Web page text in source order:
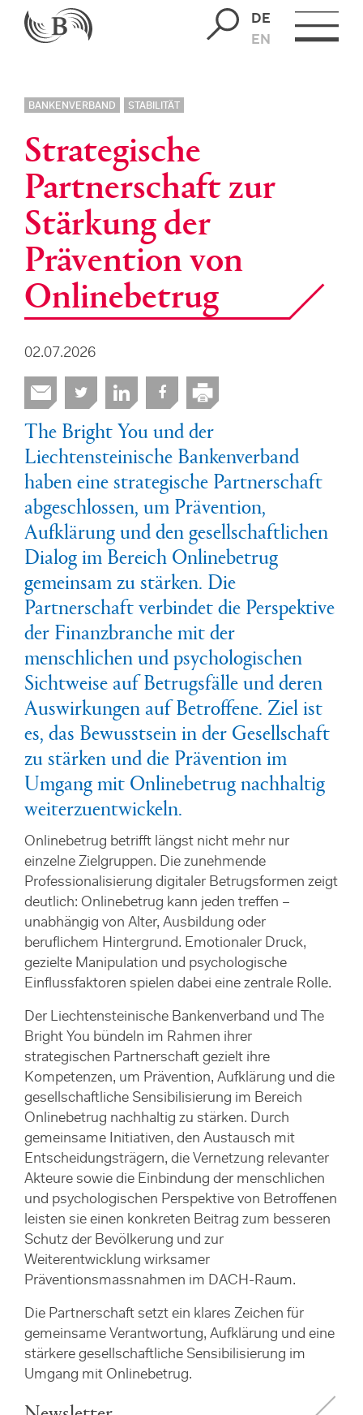
DE
EN
BANKENVERBAND STABILITÄT
Strategische
Partnerschaft zur
Stärkung der
Prävention von
Onlinebetrug
02.07.2026
The Bright You und der
Liechtensteinische Bankenverband
haben eine strategische Partnerschaft
abgeschlossen, um Prävention,
Aufklärung und den gesellschaftlichen
Dialog im Bereich Onlinebetrug
gemeinsam zu stärken. Die
Partnerschaft verbindet die Perspektive
der Finanzbranche mit der
menschlichen und psychologischen
Sichtweise auf Betrugsfälle und deren
Auswirkungen auf Betroffene. Ziel ist
es, das Bewusstsein in der Gesellschaft
zu stärken und die Prävention im
Umgang mit Onlinebetrug nachhaltig
weiterzuentwickeln.
Onlinebetrug betrifft längst nicht mehr nur
einzelne Zielgruppen. Die zunehmende
Professionalisierung digitaler Betrugsformen zeigt
deutlich: Onlinebetrug kann jeden treffen –
unabhängig von Alter, Ausbildung oder
beruflichem Hintergrund. Emotionaler Druck,
gezielte Manipulation und psychologische
Einflussfaktoren spielen dabei eine zentrale Rolle.
Der Liechtensteinische Bankenverband und The
Bright You bündeln im Rahmen ihrer
strategischen Partnerschaft gezielt ihre
Kompetenzen, um Prävention, Aufklärung und die
gesellschaftliche Sensibilisierung im Bereich
Onlinebetrug nachhaltig zu stärken. Durch
gemeinsame Initiativen, den Austausch mit
Entscheidungsträgern, die Vernetzung relevanter
Akteure sowie die Einbindung der menschlichen
und psychologischen Perspektive von Betroffenen
leisten sie einen konkreten Beitrag zum besseren
Schutz der Bevölkerung und zur
Weiterentwicklung wirksamer
Präventionsmassnahmen im DACH-Raum.
Die Partnerschaft setzt ein klares Zeichen für
gemeinsame Verantwortung, Aufklärung und eine
stärkere gesellschaftliche Sensibilisierung im
Umgang mit Onlinebetrug.